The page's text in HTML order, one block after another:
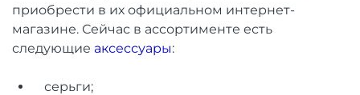
приобрести в их официальном интернет-
магазине. Сейчас в ассортименте есть
следующие аксессуары:
серьги;